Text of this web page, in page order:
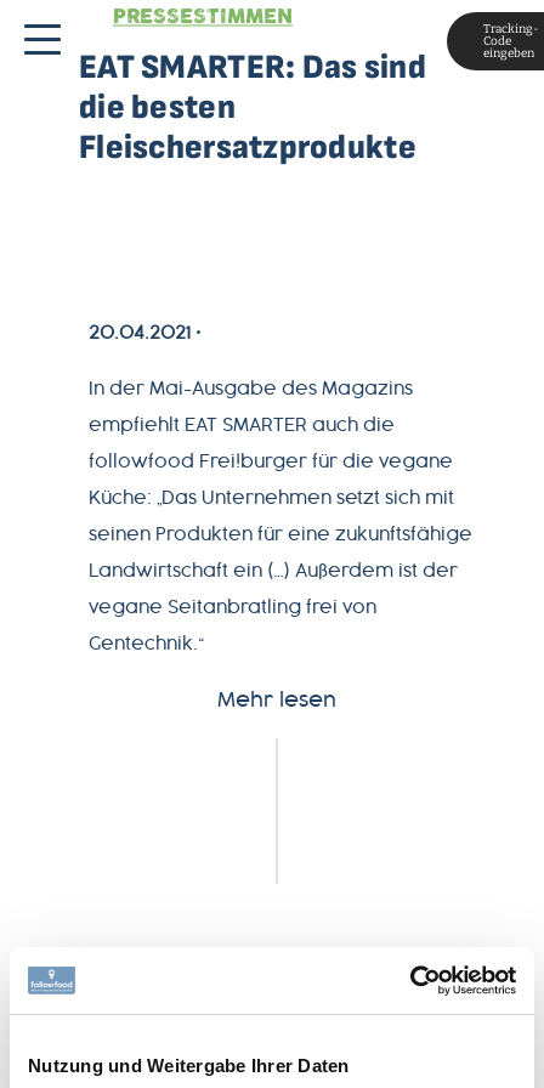
Nutzung und Weitergabe Ihrer Daten
Tracking-
Code
eingeben
MAGAZIN
ÜBER
UNS
PRODUKTWELT
PRESSESTIMMEN
EAT SMARTER: Das sind
die besten
Fleischersatzprodukte
20.04.2021
In der Mai-Ausgabe des Magazins
empfiehlt EAT SMARTER auch die
followfood Frei!burger für die vegane
Küche: „Das Unternehmen setzt sich mit
seinen Produkten für eine zukunftsfähige
Landwirtschaft ein (…) Außerdem ist der
vegane Seitanbratling frei von
Gentechnik.“
Mehr lesen